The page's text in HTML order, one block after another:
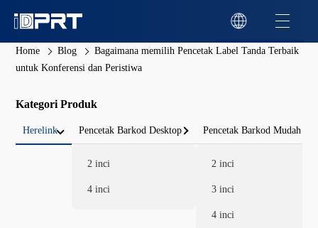
Home Blog
Bagaimana memilih Pencetak Label Tanda Terbaik
untuk Konferensi dan Peristiwa
Kategori Produk
Herelink Pencetak Barkod Desktop
2 inci
4 inci
Pencetak Barkod Mudah
2 inci
3 inci
4 inci